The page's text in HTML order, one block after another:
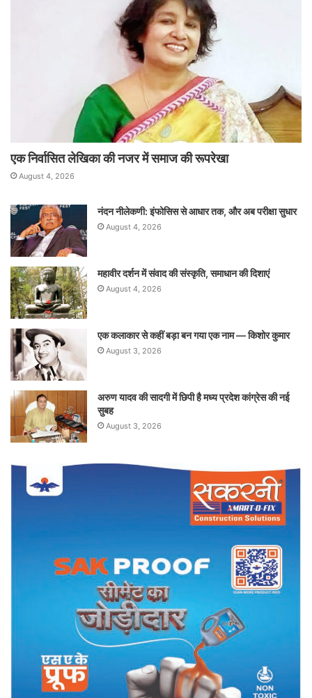
एक निर्वासित लेखिका की नजर में समाज की रूपरेखा
August 4, 2026
नंदन नीलेकणी: इंफोसिस से आधार तक, और अब परीक्षा सुधार
August 4, 2026
महावीर दर्शन में संवाद की संस्कृति, समाधान की दिशाएं
August 4, 2026
एक कलाकार से कहीं बड़ा बन गया एक नाम — किशोर कुमार
August 3, 2026
अरुण यादव की सादगी में छिपी है मध्य प्रदेश कांग्रेस की नई
सुबह
August 3, 2026